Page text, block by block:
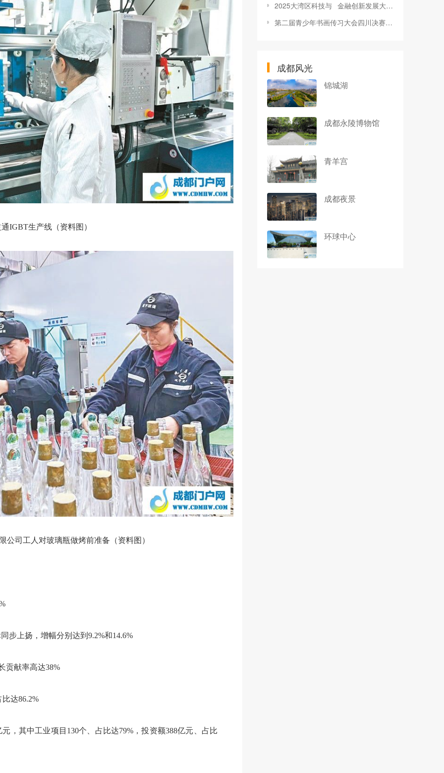
IGBT生产线（资料图）
公司工人对玻璃瓶做烤前准备（资料图）
步上扬，增幅分别达到9.2%和14.6%
贡献率高达38%
达86.2%
，其中工业项目130个、占比达79%，投资额388亿元、占比
2025大湾区科技与 金融创新发展大会《“十四五”金融创新优秀案例报告》发布 内江高新区“基金+产业”协同发展模式上榜
第二届青少年书画传习大会四川决赛在内江开赛
成都风光
锦城湖
成都永陵博物馆
青羊宫
成都夜景
环球中心